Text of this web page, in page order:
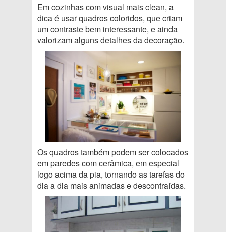
Em cozinhas com visual mais clean, a
dica é usar quadros coloridos, que criam
um contraste bem interessante, e ainda
valorizam alguns detalhes da decoração.
Os quadros também podem ser colocados
em paredes com cerâmica, em especial
logo acima da pia, tornando as tarefas do
dia a dia mais animadas e descontraídas.